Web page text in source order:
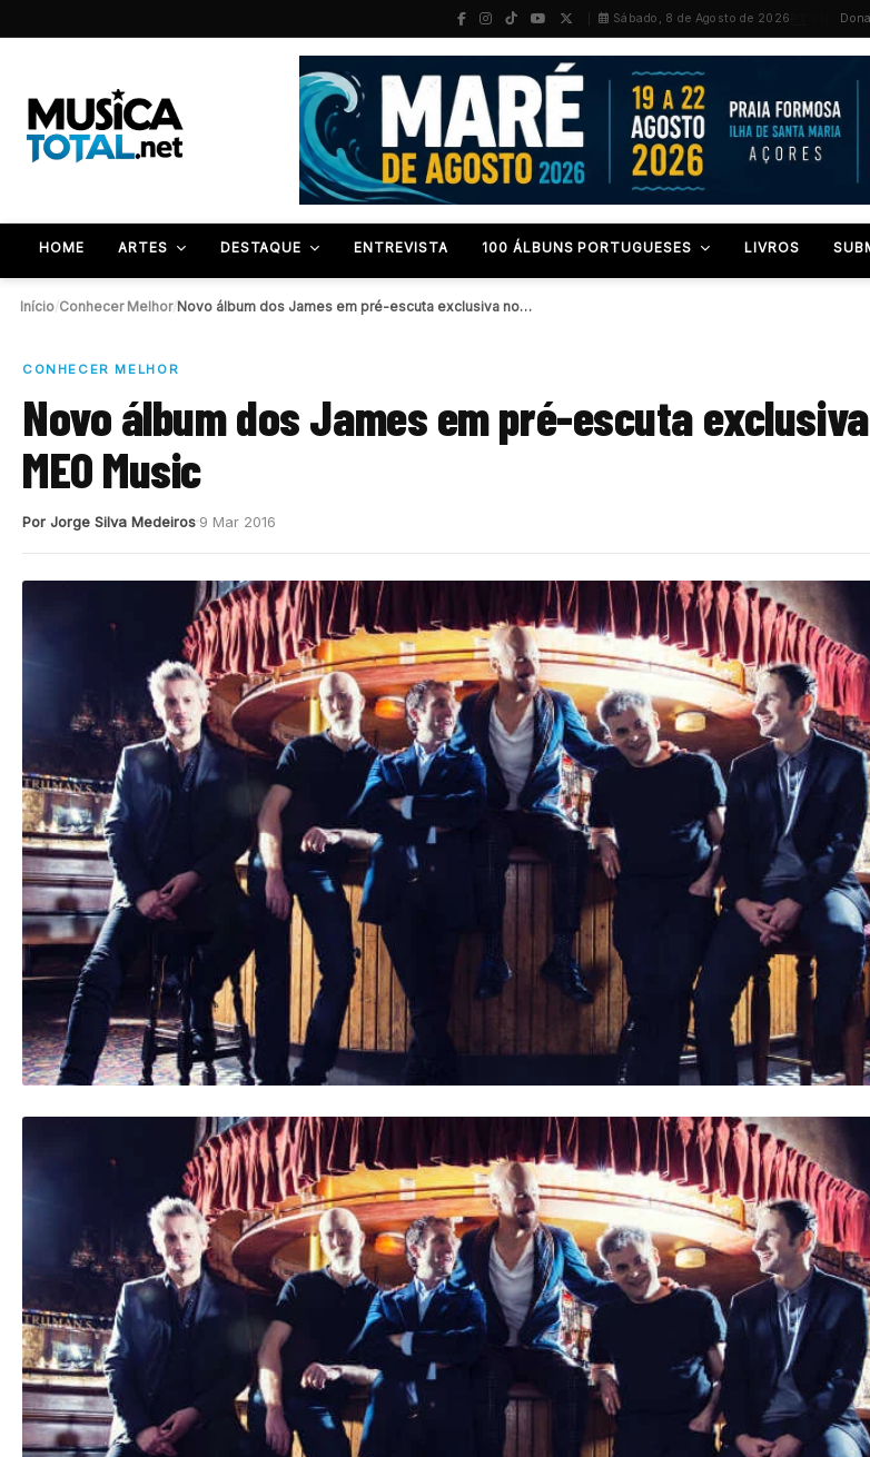
Sábado, 8 de Agosto de 2026
HOME ARTES DESTAQUE ENTREVISTA 100 ÁLBUNS PORTUGUESES LIVROS
Início Conhecer Melhor/ Novo álbum dos James em pré-escuta exclusiva no…
CONHECER MELHOR
Novo álbum dos James em pré-escuta
MEO Music
Por Jorge Silva Medeiros 9 Mar 2016